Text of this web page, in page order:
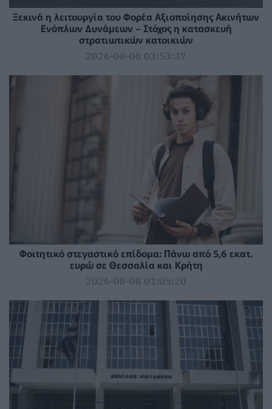
Ξεκινά η λειτουργία του Φορέα Αξιοποίησης Ακινήτων
Ενόπλων Δυνάμεων – Στόχος η κατασκευή
στρατιωτικών κατοικιών
2026-08-08 03:53:37
Φοιτητικό στεγαστικό επίδομα: Πάνω από 5,6 εκατ.
ευρώ σε Θεσσαλία και Κρήτη
2026-08-08 01:05:20